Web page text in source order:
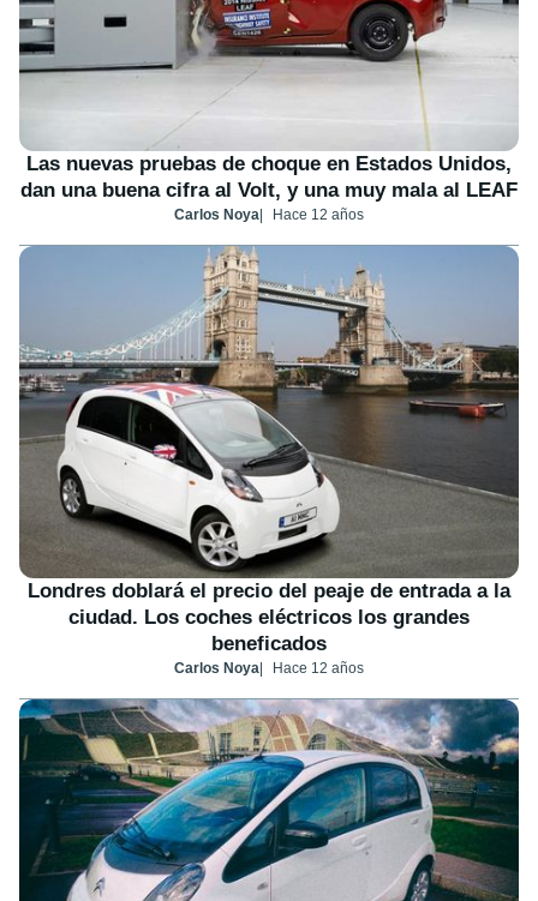
Las nuevas pruebas de choque en Estados Unidos,
dan una buena cifra al Volt, y una muy mala al LEAF
Carlos Noya Hace 12 años
Londres doblará el precio del peaje de entrada a la
ciudad. Los coches eléctricos los grandes
beneficados
Carlos Noya Hace 12 años